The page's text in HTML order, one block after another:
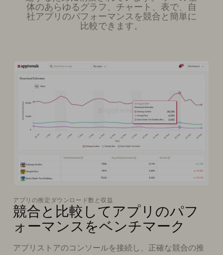
体のあらゆるグラフ、チャート、表で、自
社アプリのパフォーマンスを競合と簡単に
比較できます。
アプリの推定ダウンロード数と収益
競合と比較してアプリのパフ
ォーマンスをベンチマーク
アプリストアのコンソールを接続し、正確な競合の推